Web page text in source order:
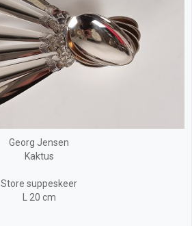
Georg Jensen
Kaktus
Store suppeskeer
L 20 cm